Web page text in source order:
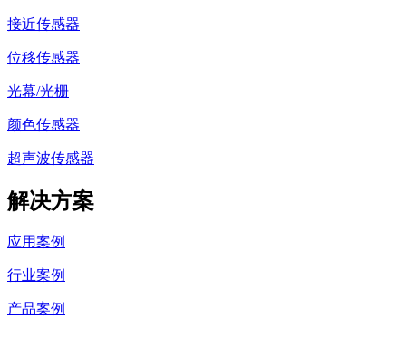
接近传感器
位移传感器
光幕/光栅
颜色传感器
超声波传感器
解决方案
应用案例
行业案例
产品案例